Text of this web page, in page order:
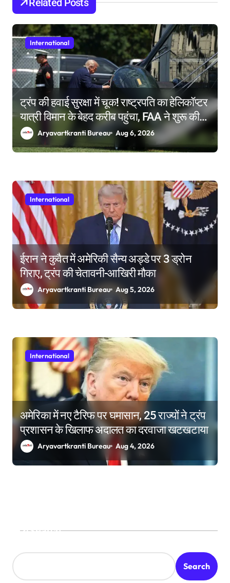
n
International
ट्रंप की हवाई सुरक्षा में चूक! राष्ट्रपति का हेलिकॉप्टर
यात्री विमान के बेहद करीब पहुंचा, FAA ने शुरू की
जांच Aryavartkranti Bureau Aug 6, 2026
International
ईरान ने कुवैत में अमेरिकी सैन्य अड्डे पर 3 ड्रोन
गिराए, ट्रंप की चेतावनी-आखिरी मौका
Aryavartkranti Bureau Aug 5, 2026
International
अमेरिका में नए टैरिफ पर घमासान, 25 राज्यों ने ट्रंप
प्रशासन के खिलाफ अदालत का दरवाजा खटखटाया
Aryavartkranti Bureau Aug 4, 2026
Search
Search